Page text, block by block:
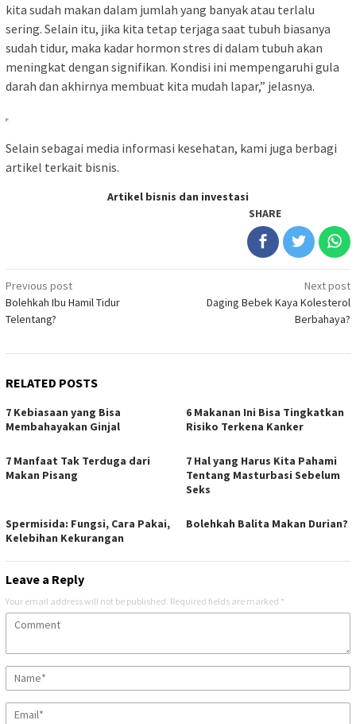
kita sudah makan dalam jumlah yang banyak atau terlalu
sering. Selain itu, jika kita tetap terjaga saat tubuh biasanya
sudah tidur, maka kadar hormon stres di dalam tubuh akan
meningkat dengan signifikan. Kondisi ini mempengaruhi gula
darah dan akhirnya membuat kita mudah lapar,” jelasnya.
Selain sebagai media informasi kesehatan, kami juga berbagi
artikel terkait bisnis.
Artikel bisnis dan investasi
SHARE
Post
navigation
Previous post
Bolehkah Ibu Hamil Tidur
Telentang?
Next post
Daging Bebek Kaya Kolesterol
Berbahaya?
RELATED POSTS
7 Kebiasaan yang Bisa
Membahayakan Ginjal
6 Makanan Ini Bisa Tingkatkan
Risiko Terkena Kanker
7 Manfaat Tak Terduga dari
Makan Pisang
7 Hal yang Harus Kita Pahami
Tentang Masturbasi Sebelum
Seks
Spermisida: Fungsi, Cara Pakai,
Kelebihan Kekurangan
Bolehkah Balita Makan Durian?
Leave a Reply
Your email address will not be published. Required fields are marked *